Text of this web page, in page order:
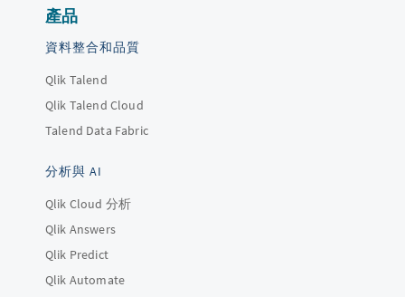
產品
資料整合和品質
Qlik Talend
Qlik Talend Cloud
Talend Data Fabric
分析與 AI
Qlik Cloud 分析
Qlik Answers
Qlik Predict
Qlik Automate